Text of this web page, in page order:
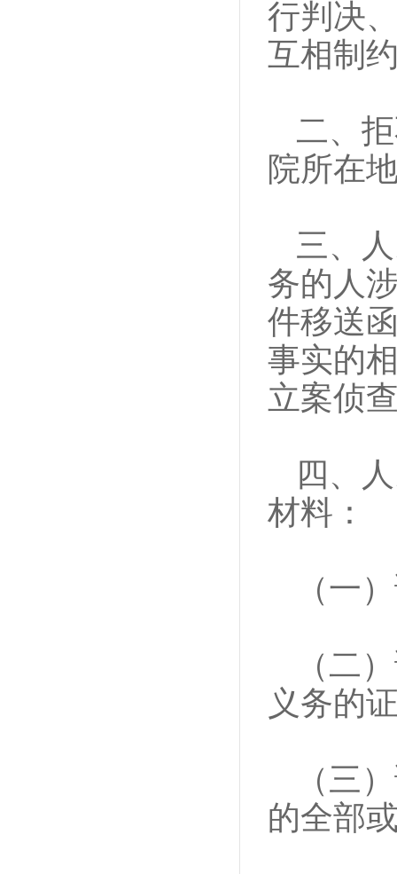
行判决
互相制
二、
院所在
三、
务的人
件移送
事实的
立案侦
四、
材料：
（一
（二
义务的
（三
的全部